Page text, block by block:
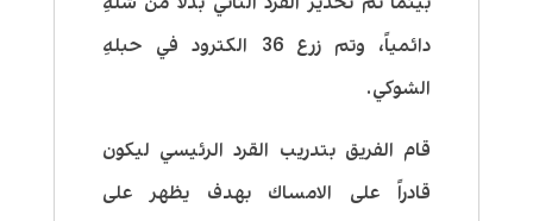
دائمياً، وتم زرع 36 الكترود في حبلهِ
الشوكي.
قام الفريق بتدريب القرد الرئيسي ليكون
قادراً على الامساك بهدف يظهر على